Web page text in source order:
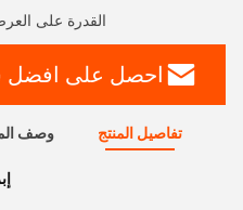
القدرة على العرض: 10000 متر مربع في
احصل على افضل
تفاصيل المنتج وصف